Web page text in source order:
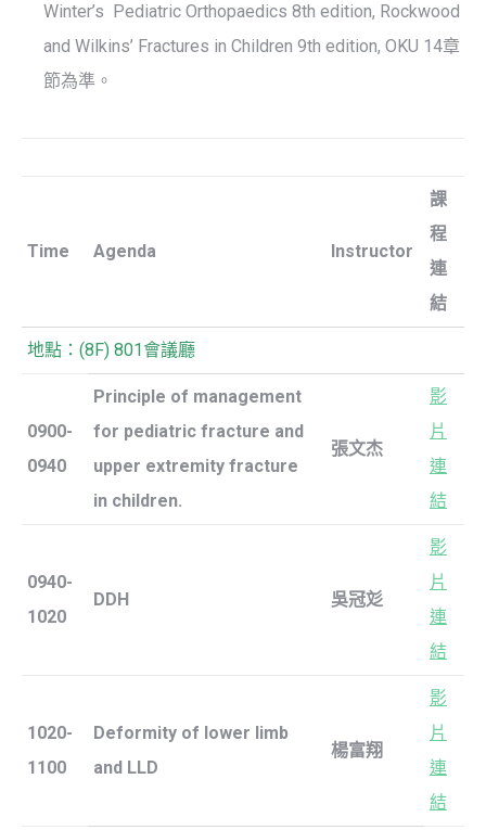
Winter’s Pediatric Orthopaedics 8th edition, Rockwood
and Wilkins’ Fractures in Children 9th edition, OKU 14章
節為準。
Time Agenda Instructor
課
程
連
結
地點：(8F) 801會議廳
0900-
0940
Principle of management
for pediatric fracture and
upper extremity fracture
in children.
張文杰
影
片
連
結
0940-
1020
DDH 吳冠彣
影
片
連
結
1020-
1100
Deformity of lower limb
and LLD
楊富翔
影
片
連
結